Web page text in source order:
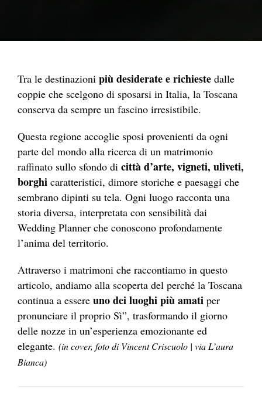
Tra le destinazioni più desiderate e richieste dalle
coppie che scelgono di sposarsi in Italia, la Toscana
conserva da sempre un fascino irresistibile.
Questa regione accoglie sposi provenienti da ogni
parte del mondo alla ricerca di un matrimonio
raffinato sullo sfondo di città d’arte, vigneti, uliveti,
borghi caratteristici, dimore storiche e paesaggi che
sembrano dipinti su tela. Ogni luogo racconta una
storia diversa, interpretata con sensibilità dai
Wedding Planner che conoscono profondamente
l’anima del territorio.
Attraverso i matrimoni che raccontiamo in questo
articolo, andiamo alla scoperta del perché la Toscana
continua a essere uno dei luoghi più amati per
pronunciare il proprio Sì”, trasformando il giorno
delle nozze in un’esperienza emozionante ed
elegante. (in cover, foto di Vincent Criscuolo | via L’aura
Bianca)